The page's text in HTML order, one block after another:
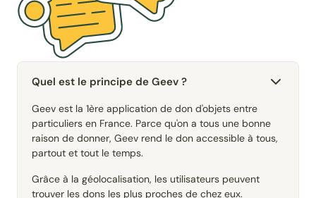
Quel est le principe de Geev ?
Geev est la 1ère application de don d'objets entre
particuliers en France. Parce qu'on a tous une bonne
raison de donner, Geev rend le don accessible à tous,
partout et tout le temps.
Grâce à la géolocalisation, les utilisateurs peuvent
trouver les dons les plus proches de chez eux.